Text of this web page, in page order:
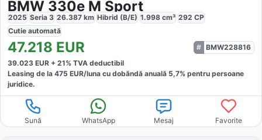
BMW 330e M Sport
2025 Seria 3 26.387 km Hibrid (B/E) 1.998 cm³ 292 CP
Cutie automată
47.218 EUR
BMW228816
39.023 EUR + 21% TVA deductibil
Leasing de la 475 EUR/luna cu dobăndă anuală 5,7% pentru persoane
juridice.
Sună WhatsApp Mesaj Favorite